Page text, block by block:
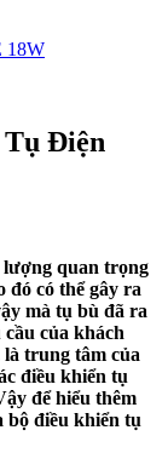
18W
Tụ Điện
quan trọng
đó có thể gây ra
mà tụ bù đã ra
của khách
trung tâm của
điều khiển tụ
để hiểu thêm
bộ điều khiển tụ